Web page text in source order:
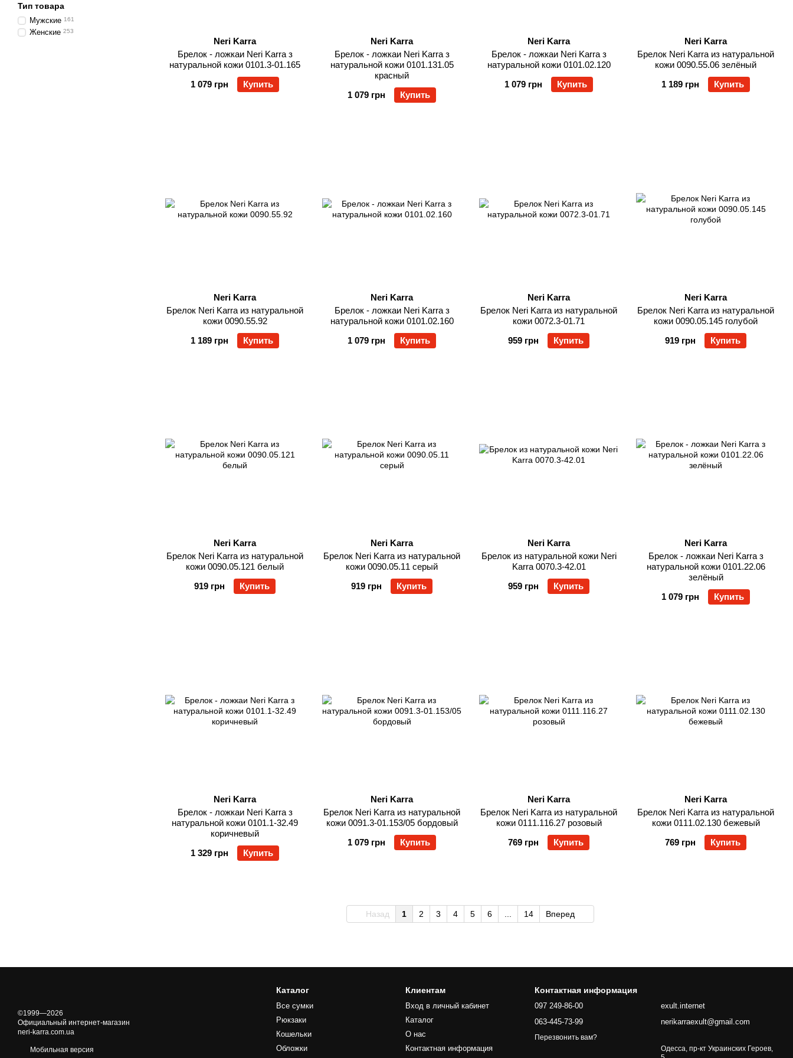
Neri Karra
Брелок - ложкаи Neri Karra з
натуральной кожи 0101.3-01.165
1 079 грн
Купить
Neri Karra
Брелок - ложкаи Neri Karra з
натуральной кожи 0101.131.05
красный
1 079 грн
Купить
Neri Karra
Брелок - ложкаи Neri Karra з
натуральной кожи 0101.02.120
1 079 грн
Купить
Neri Karra
Брелок Neri Karra из натуральной
кожи 0090.55.06 зелёный
1 189 грн
Купить
Neri Karra
Брелок Neri Karra из натуральной
кожи 0090.55.92
1 189 грн
Купить
Neri Karra
Брелок - ложкаи Neri Karra з
натуральной кожи 0101.02.160
1 079 грн
Купить
Neri Karra
Брелок Neri Karra из натуральной
кожи 0072.3-01.71
959 грн
Купить
Neri Karra
Брелок Neri Karra из натуральной
кожи 0090.05.145 голубой
919 грн
Купить
Neri Karra
Брелок Neri Karra из натуральной
кожи 0090.05.121 белый
919 грн
Купить
Neri Karra
Брелок Neri Karra из натуральной
кожи 0090.05.11 серый
919 грн
Купить
Neri Karra
Брелок из натуральной кожи Neri
Karra 0070.3-42.01
959 грн
Купить
Neri Karra
Брелок - ложкаи Neri Karra з
натуральной кожи 0101.22.06
зелёный
1 079 грн
Купить
Neri Karra
Брелок - ложкаи Neri Karra з
натуральной кожи 0101.1-32.49
коричневый
1 329 грн
Купить
Neri Karra
Брелок Neri Karra из натуральной
кожи 0091.3-01.153/05 бордовый
1 079 грн
Купить
Neri Karra
Брелок Neri Karra из натуральной
кожи 0111.116.27 розовый
769 грн
Купить
Neri Karra
Брелок Neri Karra из натуральной
кожи 0111.02.130 бежевый
769 грн
Купить
Назад 1 2 3 4 5 6 14 Вперед
Тип товара
Мужские 161
Женские 253
©1999—2026
Официальный интернет-магазин
neri-karra.com.ua
Мобильная версия
Каталог
Все сумки
Рюкзаки
Кошельки
Обложки
Клиентам
Вход в личный кабинет
Каталог
О нас
Контактная информация
Контактная информация
097 249-86-00
063-445-73-99
Перезвонить вам?
exult.internet
nerikarraexult@gmail.com
Одесса, пр-кт Украинских Героев,